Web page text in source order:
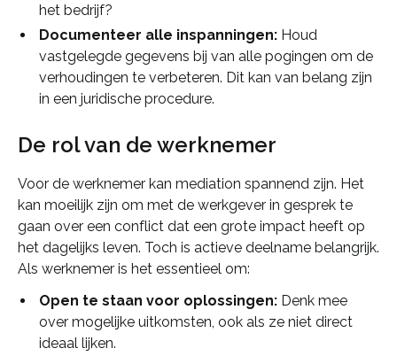
het bedrijf?
Documenteer alle inspanningen: Houd
vastgelegde gegevens bij van alle pogingen om de
verhoudingen te verbeteren. Dit kan van belang zijn
in een juridische procedure.
De rol van de werknemer
Voor de werknemer kan mediation spannend zijn. Het
kan moeilijk zijn om met de werkgever in gesprek te
gaan over een conflict dat een grote impact heeft op
het dagelijks leven. Toch is actieve deelname belangrijk.
Als werknemer is het essentieel om:
Open te staan voor oplossingen: Denk mee
over mogelijke uitkomsten, ook als ze niet direct
ideaal lijken.